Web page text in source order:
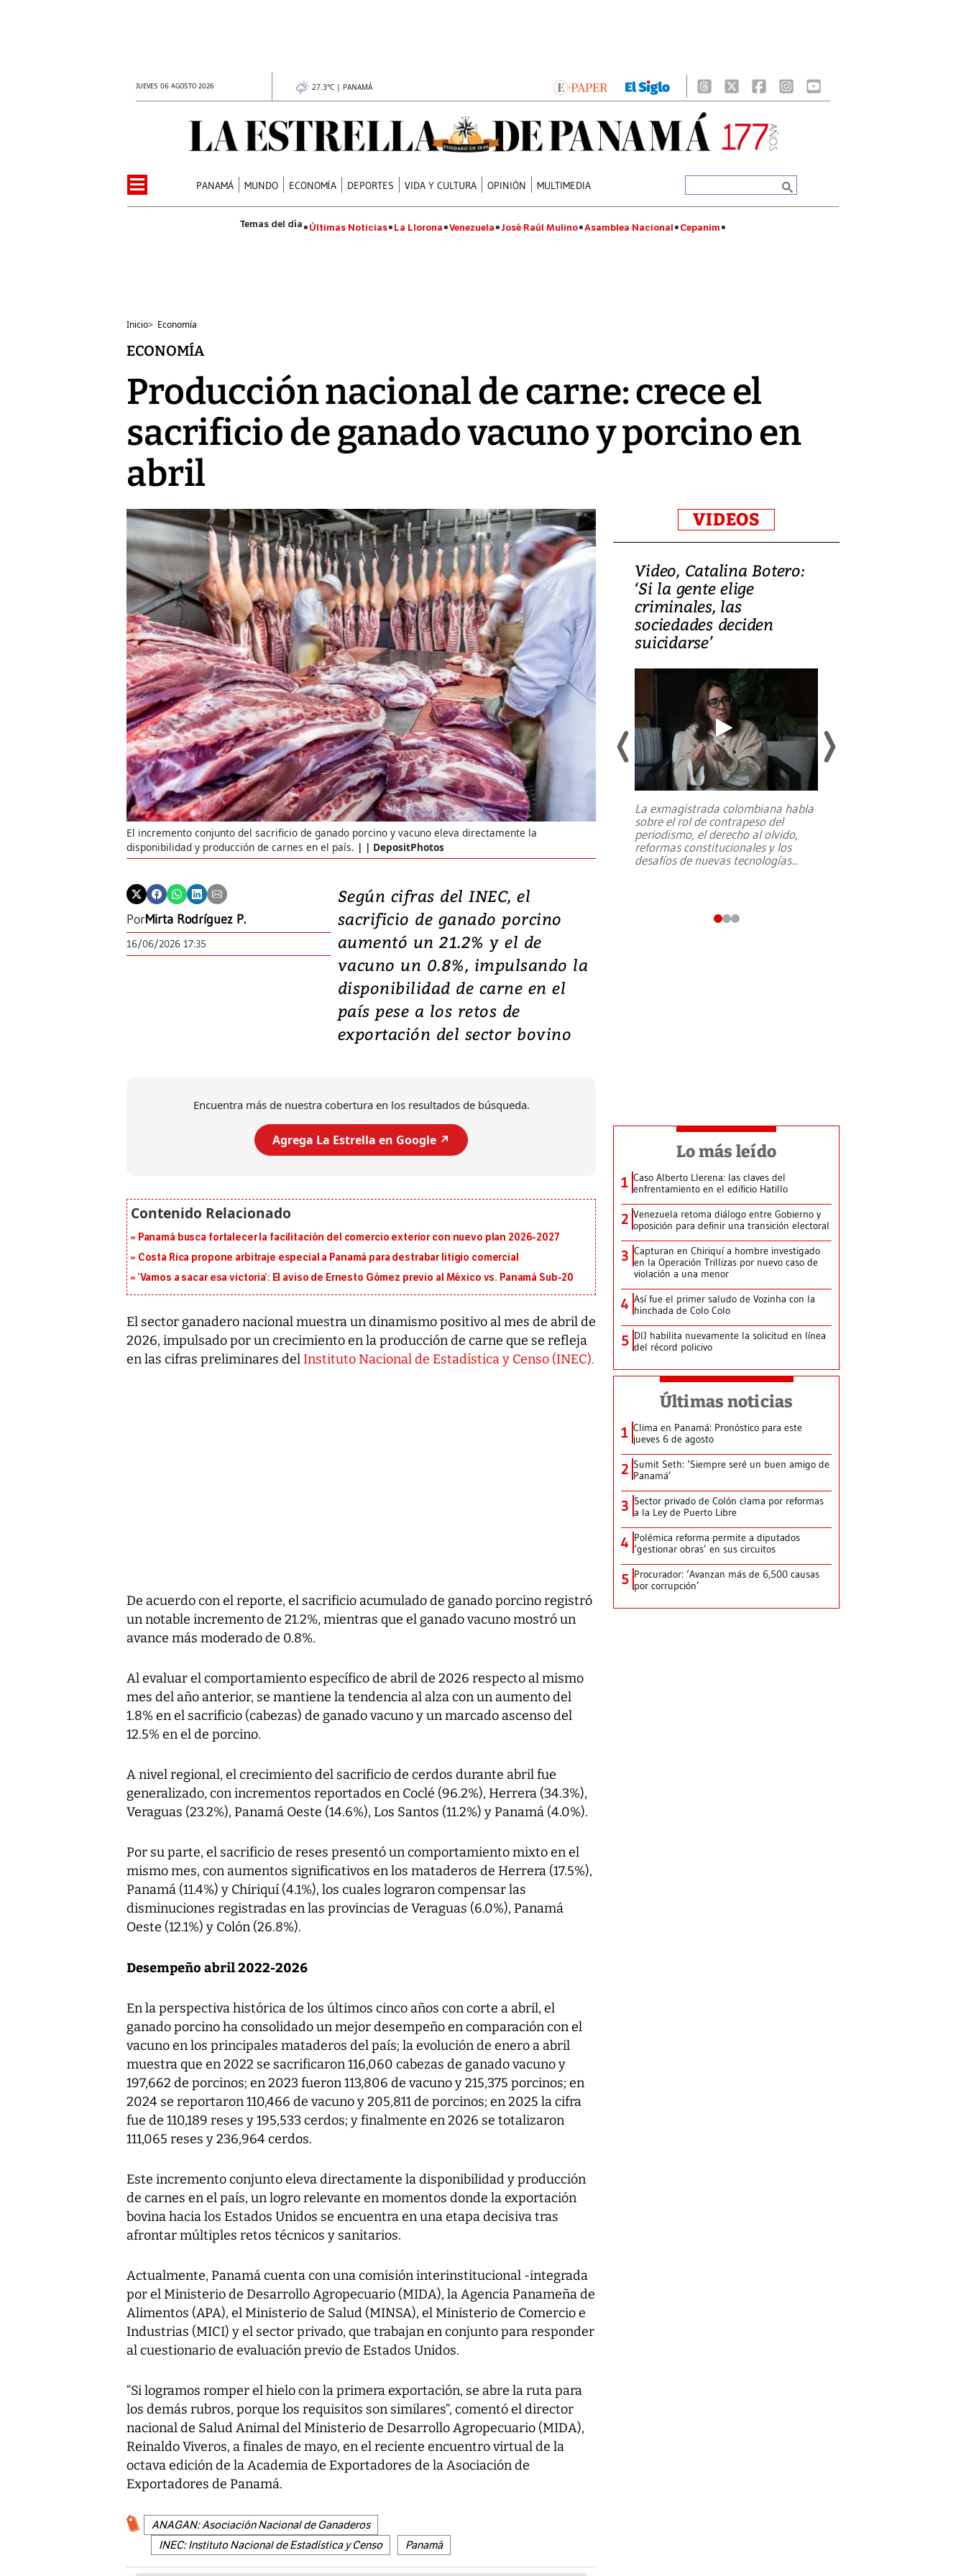
JUEVES 06 AGOSTO 2026 27.3°C | PANAMÁ
PANAMÁ MUNDO ECONOMÍA DEPORTES VIDA Y CULTURA OPINIÓN MULTIMEDIA
Últimas Noticias La Llorona Venezuela José Raúl Mulino Asamblea Nacional Cepanim
Inicio> Economía
ECONOMÍA
Producción nacional de carne: crece el
sacrificio de ganado vacuno y porcino en
abril
El incremento conjunto del sacrificio de ganado porcino y vacuno eleva directamente la
disponibilidad y producción de carnes en el país.
| DepositPhotos
PorMirta Rodríguez P.
16/06/2026 17:35
Según cifras del INEC, el
sacrificio de ganado porcino
aumentó un 21.2% y el de
vacuno un 0.8%, impulsando la
disponibilidad de carne en el
país pese a los retos de
exportación del sector bovino
Encuentra más de nuestra cobertura en los resultados de búsqueda.
Agrega La Estrella en Google ↗️
Panamá busca fortalecer la facilitación del comercio exterior con nuevo plan 2026-2027
Costa Rica propone arbitraje especial a Panamá para destrabar litigio comercial
‘Vamos a sacar esa victoria’: El aviso de Ernesto Gómez previo al México vs. Panamá Sub-20
El sector ganadero nacional muestra un dinamismo positivo al mes de abril de
2026, impulsado por un crecimiento en la producción de carne que se refleja
en las cifras preliminares delInstituto Nacional de Estadística y Censo (INEC).
De acuerdo con el reporte, el sacrificio acumulado de ganado porcino registró
un notable incremento de 21.2%, mientras que el ganado vacuno mostró un
avance más moderado de 0.8%.
Al evaluar el comportamiento específico de abril de 2026 respecto al mismo
mes del año anterior, se mantiene la tendencia al alza con un aumento del
1.8% en el sacrificio (cabezas) de ganado vacuno y un marcado ascenso del
12.5% en el de porcino.
A nivel regional, el crecimiento del sacrificio de cerdos durante abril fue
generalizado, con incrementos reportados en Coclé (96.2%), Herrera (34.3%),
Veraguas (23.2%), Panamá Oeste (14.6%), Los Santos (11.2%) y Panamá (4.0%).
Por su parte, el sacrificio de reses presentó un comportamiento mixto en el
mismo mes, con aumentos significativos en los mataderos de Herrera (17.5%),
Panamá (11.4%) y Chiriquí (4.1%), los cuales lograron compensar las
disminuciones registradas en las provincias de Veraguas (6.0%), Panamá
Oeste (12.1%) y Colón (26.8%).
Desempeño abril 2022-2026
En la perspectiva histórica de los últimos cinco años con corte a abril, el
ganado porcino ha consolidado un mejor desempeño en comparación con el
vacuno en los principales mataderos del país; la evolución de enero a abril
muestra que en 2022 se sacrificaron 116,060 cabezas de ganado vacuno y
197,662 de porcinos; en 2023 fueron 113,806 de vacuno y 215,375 porcinos; en
2024 se reportaron 110,466 de vacuno y 205,811 de porcinos; en 2025 la cifra
fue de 110,189 reses y 195,533 cerdos; y finalmente en 2026 se totalizaron
111,065 reses y 236,964 cerdos.
Este incremento conjunto eleva directamente la disponibilidad y producción
de carnes en el país, un logro relevante en momentos donde la exportación
bovina hacia los Estados Unidos se encuentra en una etapa decisiva tras
afrontar múltiples retos técnicos y sanitarios.
Actualmente, Panamá cuenta con una comisión interinstitucional -integrada
por el Ministerio de Desarrollo Agropecuario (MIDA), la Agencia Panameña de
Alimentos (APA), el Ministerio de Salud (MINSA), el Ministerio de Comercio e
Industrias (MICI) y el sector privado, que trabajan en conjunto para responder
al cuestionario de evaluación previo de Estados Unidos.
“Si logramos romper el hielo con la primera exportación, se abre la ruta para
los demás rubros, porque los requisitos son similares”, comentó el director
nacional de Salud Animal del Ministerio de Desarrollo Agropecuario (MIDA),
Reinaldo Viveros, a finales de mayo, en el reciente encuentro virtual de la
octava edición de la Academia de Exportadores de la Asociación de
Exportadores de Panamá.
ANAGAN: Asociación Nacional de Ganaderos
INEC: Instituto Nacional de Estadística y Censo
Panamá
VIDEOS
Video, Japón: Terremoto
deja heridos y graves
daños en Kumamoto
Un fuerte terremoto de magnitud
7,1 se registró este martes 28 de
julio en la prefectura de Kumamoto,
al sur de Japón, provocando una
emergencia de gran...
Video, Catalina Botero:
‘Si la gente elige
criminales, las
sociedades deciden
suicidarse’
La exmagistrada colombiana habla
sobre el rol de contrapeso del
periodismo, el derecho al olvido,
reformas constitucionales y los
desafíos de nuevas tecnologías...
Lo más leído
1 Caso Alberto Llerena: las claves del
enfrentamiento en el edificio Hatillo
2 Venezuela retoma diálogo entre Gobierno y
oposición para definir una transición electoral
3 Capturan en Chiriquí a hombre investigado
en la Operación Trillizas por nuevo caso de
violación a una menor
4 Así fue el primer saludo de Vozinha con la
hinchada de Colo Colo
5 DIJ habilita nuevamente la solicitud en línea
del récord policivo
Últimas noticias
1 Clima en Panamá: Pronóstico para este
jueves 6 de agosto
2 Sumit Seth: ‘Siempre seré un buen amigo de
Panamá’
3 Sector privado de Colón clama por reformas
a la Ley de Puerto Libre
4 Polémica reforma permite a diputados
‘gestionar obras’ en sus circuitos
5 Procurador: ‘Avanzan más de 6,500 causas
por corrupción’